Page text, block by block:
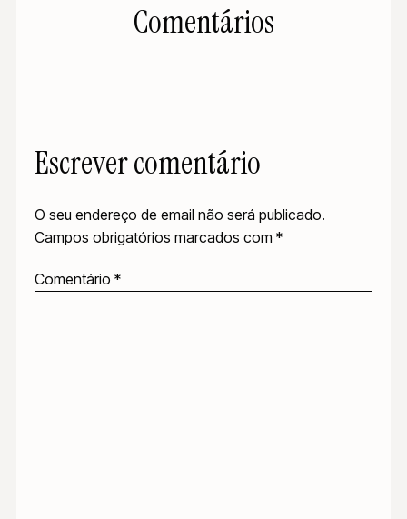
Comentários
Escrever comentário
O seu endereço de email não será publicado.
Campos obrigatórios marcados com *
Comentário *